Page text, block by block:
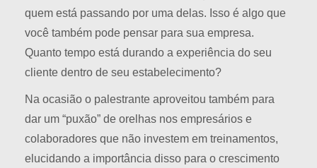
quem está passando por uma delas. Isso é algo que
você também pode pensar para sua empresa.
Quanto tempo está durando a experiência do seu
cliente dentro de seu estabelecimento?
Na ocasião o palestrante aproveitou também para
dar um “puxão” de orelhas nos empresários e
colaboradores que não investem em treinamentos,
elucidando a importância disso para o crescimento